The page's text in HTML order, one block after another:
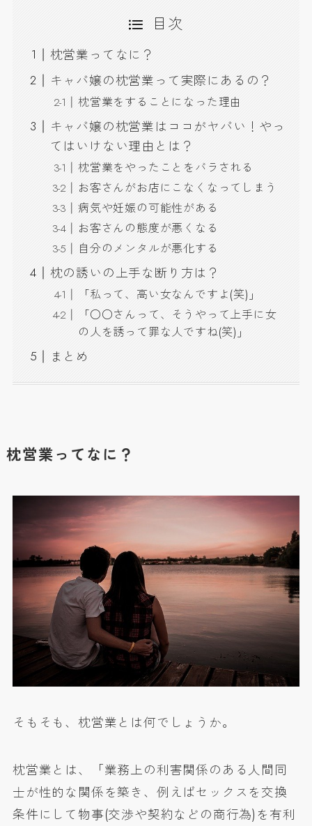
目次
枕営業ってなに？
キャバ嬢の枕営業って実際にあるの？
枕営業をすることになった理由
キャバ嬢の枕営業はココがヤバい！やっ
てはいけない理由とは？
枕営業をやったことをバラされる
お客さんがお店にこなくなってしまう
病気や妊娠の可能性がある
お客さんの態度が悪くなる
自分のメンタルが悪化する
枕の誘いの上手な断り方は？
「私って、高い女なんですよ(笑)」
「○○さんって、そうやって上手に女
の人を誘って罪な人ですね(笑)」
まとめ
枕営業ってなに？
そもそも、枕営業とは何でしょうか。
枕営業とは、「業務上の利害関係のある人間同
士が性的な関係を築き、例えばセックスを交換
条件にして物事(交渉や契約などの商行為)を有利